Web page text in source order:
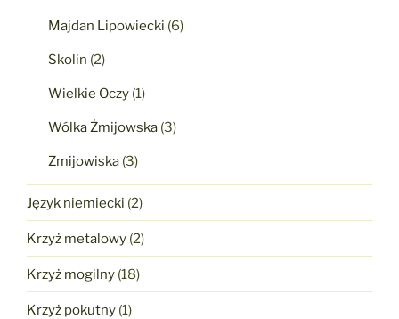
Majdan Lipowiecki (6)
Skolin (2)
Wielkie Oczy (1)
Wólka Żmijowska (3)
Zmijowiska (3)
Język niemiecki (2)
Krzyż metalowy (2)
Krzyż mogilny (18)
Krzyż pokutny (1)